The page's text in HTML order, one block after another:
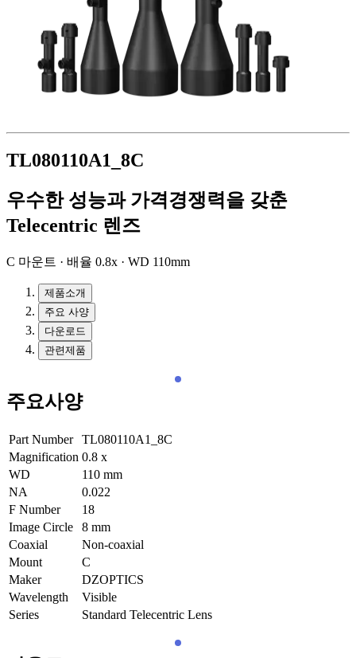
TL080110A1_8C
우수한 성능과 가격경쟁력을 갖춘
Telecentric 렌즈
C 마운트 · 배율 0.8x · WD 110mm
제품소개
주요 사양
다운로드
관련제품
주요사양
Part Number
TL080110A1_8C
Magnification 0.8 x
WD
110 mm
NA
0.022
F Number
18
Image Circle
8 mm
Coaxial
Non-coaxial
Mount
C
Maker
DZOPTICS
Wavelength
Visible
Series
Standard Telecentric Lens